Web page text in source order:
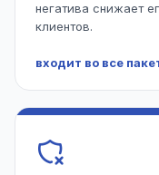
негатива снижает
клиентов.
входит во все